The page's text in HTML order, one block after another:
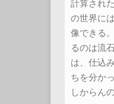
計算され
の世界に
像できる
るのは流
は、仕込
ちを分か
しからん